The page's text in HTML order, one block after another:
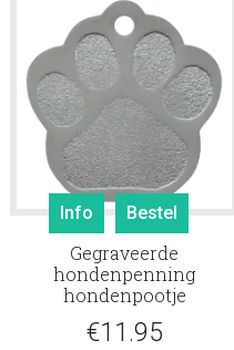
Info Bestel
Gegraveerde
hondenpenning
hondenpootje
€11.95